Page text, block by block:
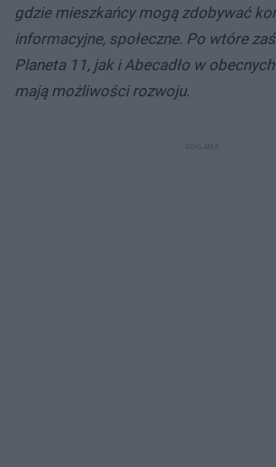
gdzie mieszkańcy mogą zdobywać
informacyjne, społeczne. Po wtóre
Planeta 11, jak i Abecadło w
mają możliwości rozwoju.